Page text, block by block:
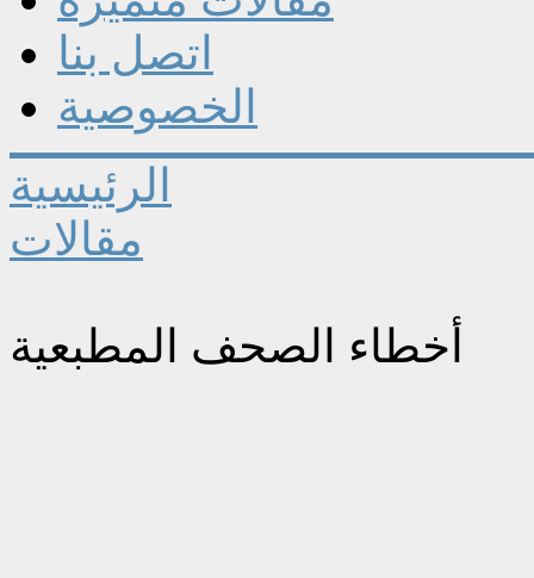
اتصل بنا
الخصوصية
الرئيسية
مقالات
أخطاء الصحف المطبعية